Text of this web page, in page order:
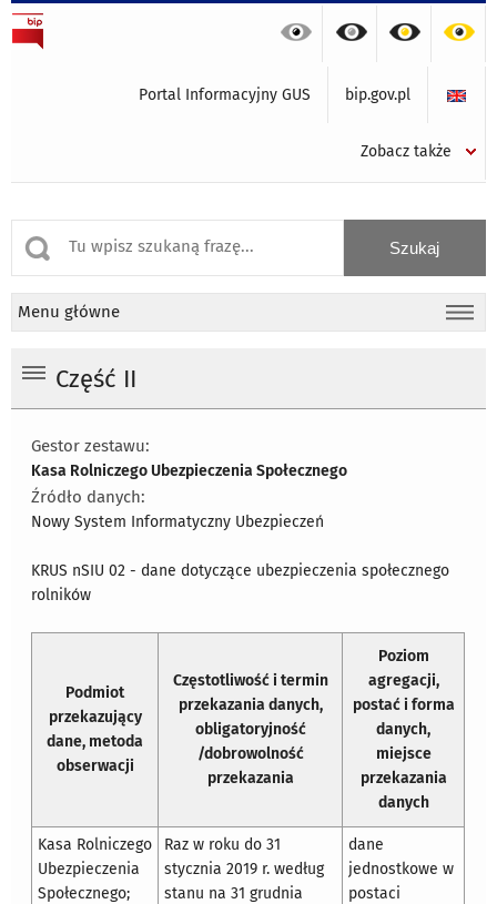
Portal Informacyjny GUS bip.gov.pl
Zobacz także
Menu główne
Część II
Gestor zestawu:
Kasa Rolniczego Ubezpieczenia Społecznego
Źródło danych:
Nowy System Informatyczny Ubezpieczeń
KRUS nSIU 02 - dane dotyczące ubezpieczenia społecznego
rolników
Podmiot
przekazujący
dane, metoda
obserwacji
Częstotliwość i termin
przekazania danych,
obligatoryjność
/dobrowolność
przekazania
Poziom
agregacji,
postać i forma
danych,
miejsce
przekazania
danych
Kasa Rolniczego
Ubezpieczenia
Społecznego;
Raz w roku do 31
stycznia 2019 r. według
stanu na 31 grudnia
dane
jednostkowe w
postaci